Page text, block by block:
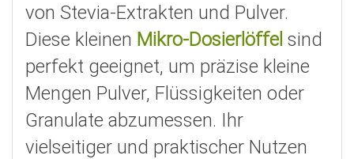
von Stevia-Extrakten und Pulver.
Diese kleinen Mikro-Dosierlöffel sind
perfekt geeignet, um präzise kleine
Mengen Pulver, Flüssigkeiten oder
Granulate abzumessen. Ihr
vielseitiger und praktischer Nutzen